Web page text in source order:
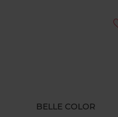
BELLE COLOR